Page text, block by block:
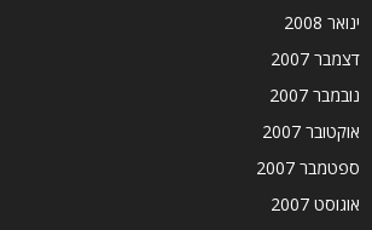
ינואר 2008
דצמבר 2007
נובמבר 2007
אוקטובר 2007
ספטמבר 2007
אוגוסט 2007